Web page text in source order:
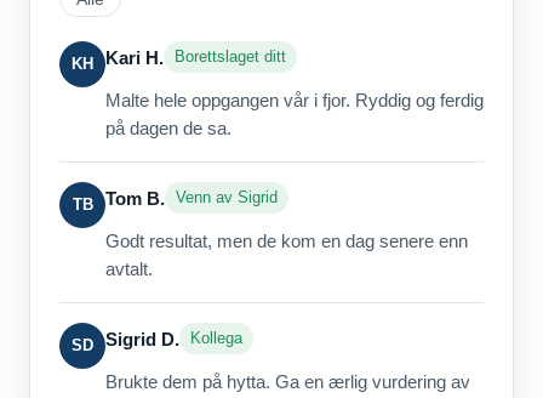
KH Kari H. Borettslaget ditt
Malte hele oppgangen vår i fjor. Ryddig og ferdig
på dagen de sa.
TB Tom B. Venn av Sigrid
Godt resultat, men de kom en dag senere enn
avtalt.
SD Sigrid D. Kollega
Brukte dem på hytta. Ga en ærlig vurdering av